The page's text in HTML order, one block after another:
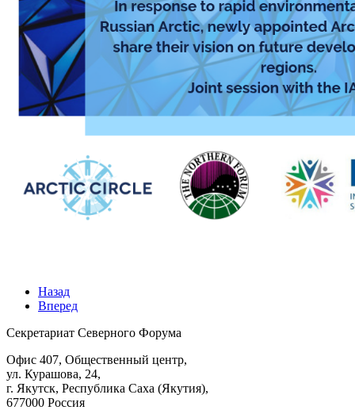
Назад
Вперед
Секретариат Северного Форума
Офис 407, Общественный центр,
ул. Курашова, 24,
г. Якутск, Республика Саха (Якутия),
677000 Россия